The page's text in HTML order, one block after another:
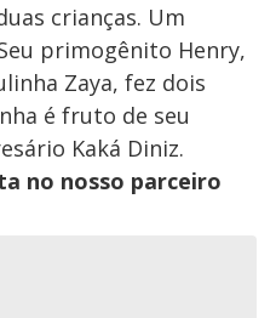
crianças. Um
primogênito Henry,
Zaya, fez dois
é fruto de seu
Kaká Diniz.
no nosso parceiro